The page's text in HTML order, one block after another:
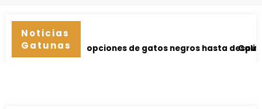
Noticias
Gatunasde gatos negros hasta después de Halloween
California prohíbe la